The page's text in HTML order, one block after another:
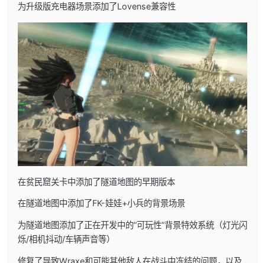
为升级版充电器场景添加了Lovense兼容性
在贫民窟关卡中添加了隧道地图的早期版本
在隧道地图中添加了FK-娃娃+小兵的背景场景
为隧道地图添加了正在开发中的”可玩性”背景特效系统（灯光闪
烁/相机抖动/车辆声音等）
修复了导致Wraxe和可能其他敌人在战斗中冻结的问题，以及